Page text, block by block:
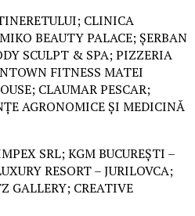
CLINICA
BEAUTY PALACE; ȘERBAN
SCULPT & SPA; PIZZERIA
FITNESS MATEI
CLAUMAR PESCAR;
AGRONOMICE ȘI MEDICINĂ
SRL; KGM BUCUREȘTI –
RESORT – JURILOVCA;
GALLERY; CREATIVE